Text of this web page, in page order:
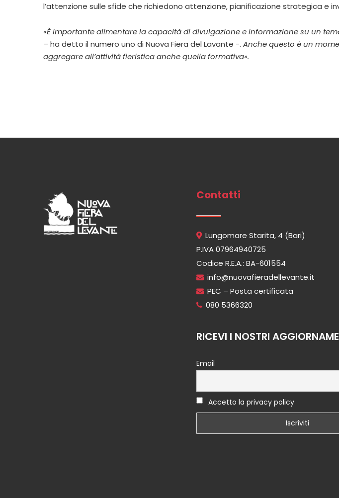
l’attenzione sulle sfide che richiedono attenzione, pianificazione strategica e
«È importante alimentare la capacità di divulgazione e informazione su un
– ha detto il numero uno di Nuova Fiera del Lavante -. Anche questo è un
aggregare all’attività fieristica anche quella formativa».
Contatti
Lungomare Starita, 4 (Bari)
P.IVA 07964940725
Codice R.E.A.: BA-601554
info@nuovafieradellevante.it
PEC – Posta certificata
080 5366320
RICEVI I NOSTRI
Email
Accetto la privacy policy